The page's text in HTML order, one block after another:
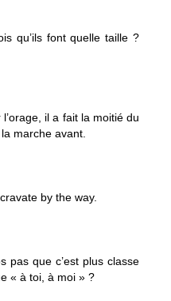
qu’ils font quelle taille ?
il a fait la moitié du
marche avant.
by the way.
pas que c’est plus classe
« à toi, à moi » ?